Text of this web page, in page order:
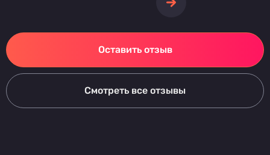
Оставить отзыв
Смотреть все отзывы